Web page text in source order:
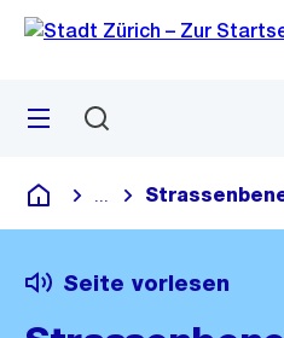
Navigation
Sprunglink
Menü
Deutsch
Blende alle
Seite vorlesen